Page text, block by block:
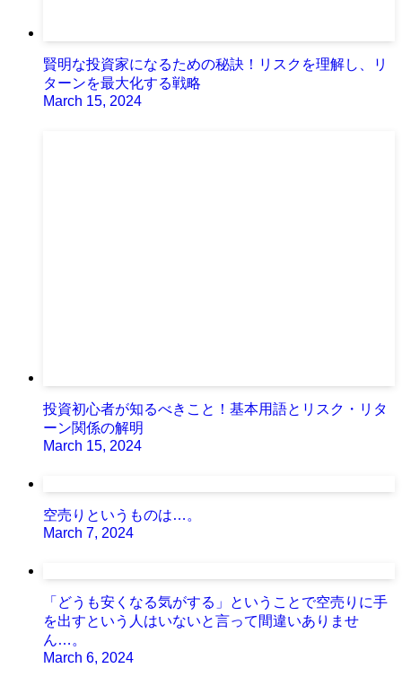
賢明な投資家になるための秘訣！リスクを理解し、リ
ターンを最大化する戦略
March 15, 2024
投資初心者が知るべきこと！基本用語とリスク・リタ
ーン関係の解明
March 15, 2024
空売りというものは…。
March 7, 2024
「どうも安くなる気がする」ということで空売りに手
を出すという人はいないと言って間違いありませ
ん…。
March 6, 2024